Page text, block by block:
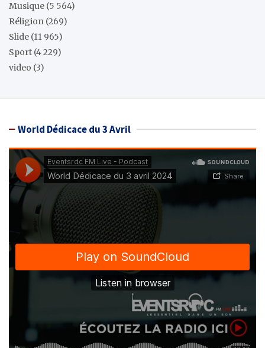
Musique (5 564)
Réligion (269)
Slide (11 965)
Sport (4 229)
video (3)
World Dédicace du 3 Avril